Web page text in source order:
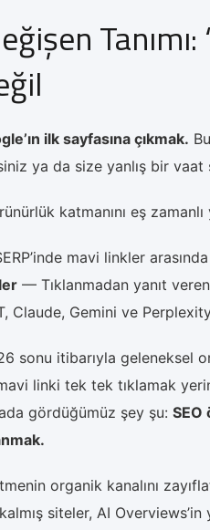
ilk sayfasına çıkmak.
ya da size yanlış bir vaat
katmanını eş zamanlı
mavi linkler
— Tıklanmadan yanıt
Claude, Gemini ve
sonu itibarıyla
linki tek tek tıklamak
gördüğümüz şey şu: SEO
organik kanalını
siteler, AI